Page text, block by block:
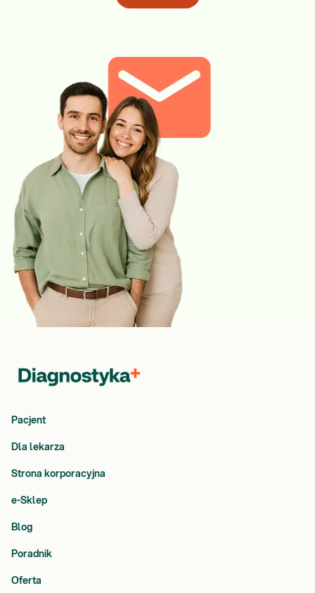
Pacjent
Dla lekarza
Strona korporacyjna
e-Sklep
Blog
Poradnik
Oferta